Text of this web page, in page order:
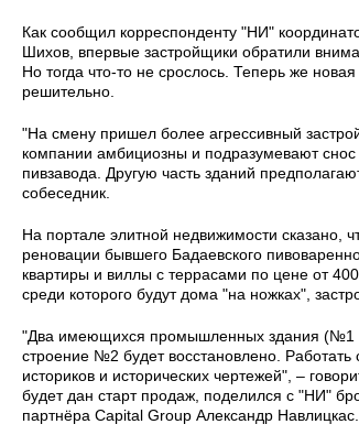
Как сообщил корреспонденту "НИ"
Шихов, впервые застройщики обратили
Но тогда что-то не срослось. Теперь же
решительно.
"На смену пришел более агрессивный
компании амбициозны и подразумевают снос
пивзавода. Другую часть зданий
собеседник.
На портале элитной недвижимости сказано,
реновации бывшего Бадаевского
квартиры и виллы с террасами по цене от
среди которого будут дома "на ножках",
"Два имеющихся промышленных здания (№1
строение №2 будет восстановлено.
историков и исторических чертежей", –
будет дан старт продаж, поделился с "НИ"
партнёра Capital Group Александр Навлицкас.